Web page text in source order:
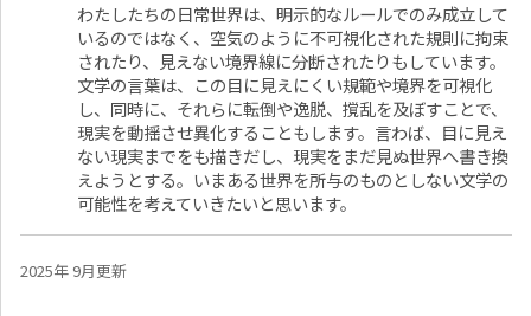
わたしたちの日常世界は、明示的なルールでのみ成立して
いるのではなく、空気のように不可視化された規則に拘束
されたり、見えない境界線に分断されたりもしています。
文学の言葉は、この目に見えにくい規範や境界を可視化
し、同時に、それらに転倒や逸脱、撹乱を及ぼすことで、
現実を動揺させ異化することもします。言わば、目に見え
ない現実までをも描きだし、現実をまだ見ぬ世界へ書き換
えようとする。いまある世界を所与のものとしない文学の
可能性を考えていきたいと思います。
2025年 9月更新